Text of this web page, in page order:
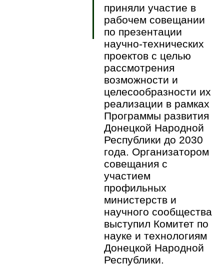
приняли участие в
рабочем совещании
по презентации
научно-технических
проектов с целью
рассмотрения
возможности и
целесообразности их
реализации в рамках
Программы развития
Донецкой Народной
Республики до 2030
года. Организатором
совещания с
участием
профильных
министерств и
научного сообщества
выступил Комитет по
науке и технологиям
Донецкой Народной
Республики.